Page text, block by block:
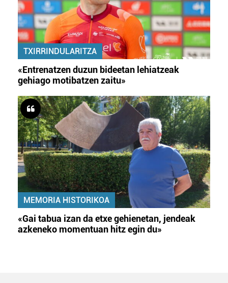
TXIRRINDULARITZA
«Entrenatzen duzun bideetan lehiatzeak
gehiago motibatzen zaitu»
MEMORIA HISTORIKOA
«Gai tabua izan da etxe gehienetan, jendeak
azkeneko momentuan hitz egin du»